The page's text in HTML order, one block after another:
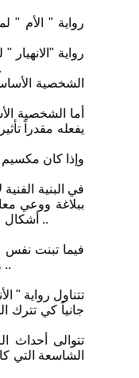
رواية " الأم "
رواية
الكمال " التوليتاري
الشخصية
يفعله مقدراً
وإذا كان مكسيم
في البنية
ببلاغة ووعي
أشكال علاقة (الوعي) بالسلطة السوفياتية . فقد كان يسنين يكرهها ، وهي تكرهه بدورها لان كل واحد منهما كان " يعرف الآخر " بوعي متميز عال ..
فيما تبنت نفس
وبحسه الشعري المرهف عقم القضية التي وهب شعره لها فعز على " مايكوفسكي الانسان " ان يخون " مايكوفسكي الفنان " فانتحر ايضا ..
تتناول رواية "
جانياً كي تترك
تتوالى أحداث
الشاسعة التي